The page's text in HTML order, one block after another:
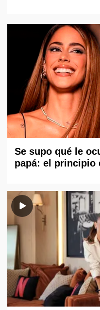
Se supo qué le
papá: el principio